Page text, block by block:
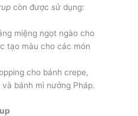
còn được sử dụng:
miệng ngọt ngào cho
tạo màu cho các món
cho bánh crepe,
bánh mì nướng Pháp.